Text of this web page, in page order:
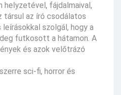
fájdalmaival,
társul az író csodálatos
leírásokkal szolgál, hogy a
futkosott a hátamon. A
és azok velőtrázó
sci-fi, horror és